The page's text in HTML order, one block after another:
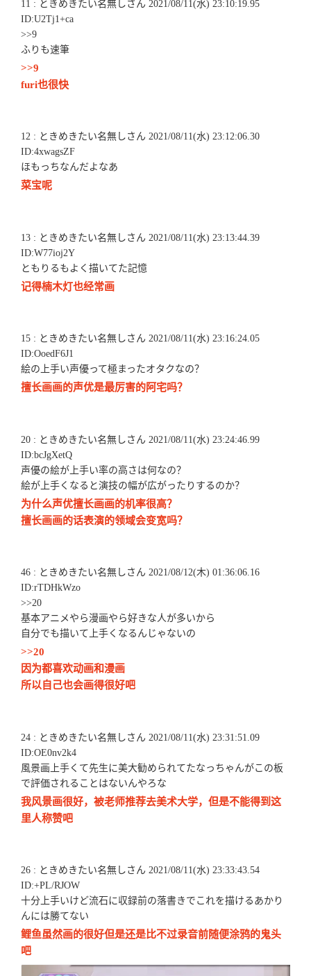
11 : ときめきたい名無しさん 2021/08/11(水) 23:10:19.95
ID:U2Tj1+ca
>>9
ふりも速筆
>>9
furi也很快
12 : ときめきたい名無しさん 2021/08/11(水) 23:12:06.30
ID:4xwagsZF
ほもっちなんだよなあ
菜宝呢
13 : ときめきたい名無しさん 2021/08/11(水) 23:13:44.39
ID:W77ioj2Y
ともりるもよく描いてた記憶
记得楠木灯也经常画
15 : ときめきたい名無しさん 2021/08/11(水) 23:16:24.05
ID:OoedF6J1
絵の上手い声優って極まったオタクなの？
擅长画画的声优是最厉害的阿宅吗？
20 : ときめきたい名無しさん 2021/08/11(水) 23:24:46.99
ID:bcJgXetQ
声優の絵が上手い率の高さは何なの？
絵が上手くなると演技の幅が広がったりするのか？
为什么声优擅长画画的机率很高？
擅长画画的话表演的领域会变宽吗？
46 : ときめきたい名無しさん 2021/08/12(木) 01:36:06.16
ID:rTDHkWzo
>>20
基本アニメやら漫画やら好きな人が多いから
自分でも描いて上手くなるんじゃないの
>>20
因为都喜欢动画和漫画
所以自己也会画得很好吧
24 : ときめきたい名無しさん 2021/08/11(水) 23:31:51.09
ID:OE0nv2k4
風景画上手くて先生に美大勧められてたなっちゃんがこの板
で評価されることはないんやろな
我风景画很好，被老师推荐去美术大学，但是不能得到这
里人称赞吧
26 : ときめきたい名無しさん 2021/08/11(水) 23:33:43.54
ID:+PL/RJOW
十分上手いけど流石に収録前の落書きでこれを描けるあかり
んには勝てない
鲤鱼虽然画的很好但是还是比不过录音前随便涂鸦的鬼头
吧